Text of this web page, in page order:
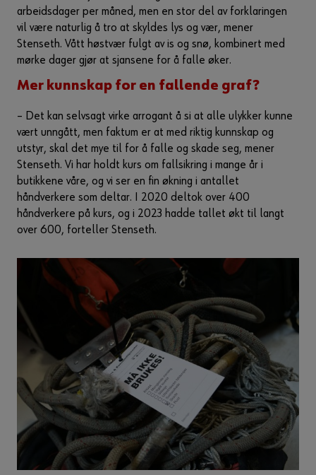
arbeidsdager per måned, men en stor del av forklaringen
vil være naturlig å tro at skyldes lys og vær, mener
Stenseth. Vått høstvær fulgt av is og snø, kombinert med
mørke dager gjør at sjansene for å falle øker.
Mer kunnskap for en fallende graf?
– Det kan selvsagt virke arrogant å si at alle ulykker kunne
vært unngått, men faktum er at med riktig kunnskap og
utstyr, skal det mye til for å falle og skade seg, mener
Stenseth. Vi har holdt kurs om fallsikring i mange år i
butikkene våre, og vi ser en fin økning i antallet
håndverkere som deltar. I 2020 deltok over 400
håndverkere på kurs, og i 2023 hadde tallet økt til langt
over 600, forteller Stenseth.